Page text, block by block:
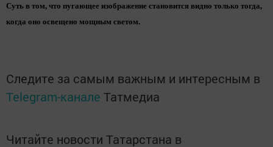
Суть в том, что пугающее изображение становится видно только тогда,
когда оно освещено мощным светом.
Следите за самым важным и интересным в
Telegram-канале Татмедиа
Читайте новости Татарстана в